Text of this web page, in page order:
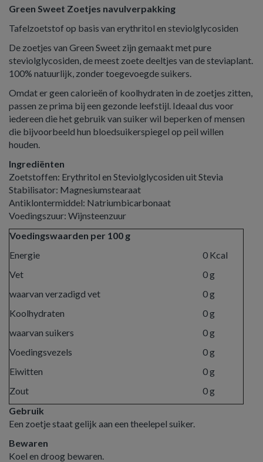
Green Sweet Zoetjes navulverpakking
Tafelzoetstof op basis van erythritol en steviolglycosiden
De zoetjes van Green Sweet zijn gemaakt met pure
steviolglycosiden, de meest zoete deeltjes van de steviaplant.
100% natuurlijk, zonder toegevoegde suikers.
Omdat er geen calorieën of koolhydraten in de zoetjes zitten,
passen ze prima bij een gezonde leefstijl. Ideaal dus voor
iedereen die het gebruik van suiker wil beperken of mensen
die bijvoorbeeld hun bloedsuikerspiegel op peil willen
houden.
Ingrediënten
Zoetstoffen: Erythritol en Steviolglycosiden uit Stevia
Stabilisator: Magnesiumstearaat
Antiklontermiddel: Natriumbicarbonaat
Voedingszuur: Wijnsteenzuur
Voedingswaarden per 100 g
Energie
0 Kcal
Vet
0 g
waarvan verzadigd vet
0 g
Koolhydraten
0 g
waarvan suikers
0 g
Voedingsvezels
0 g
Eiwitten
0 g
Zout
0 g
Gebruik
Een zoetje staat gelijk aan een theelepel suiker.
Bewaren
Koel en droog bewaren.